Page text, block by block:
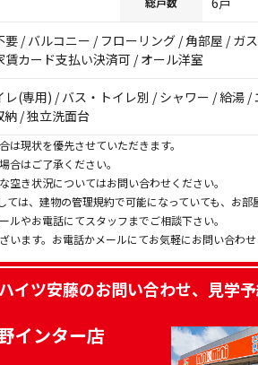
要 / バルコニー / フローリング / 角部屋 / ガ
賃カード支払い決済可 / オール洋室
レ(専用) / バス・トイレ別 / シャワー / 給湯 /
納 / 独立洗面台
現状を優先させていただきます。
はご了承ください。
き状況についてはお問い合わせください。
は、建物の管理規約で可能になっていても、お
ルやお電話にてスタッフまでご相談下さい。
ます。お電話かメールにてお気軽にお問い合わせ
イツ安藤のお問い合わせ、見学
インター店